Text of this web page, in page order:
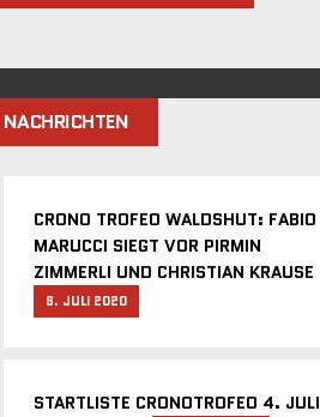
NACHRICHTEN
CRONO TROFEO WALDSHUT: FABIO
MARUCCI SIEGT VOR PIRMIN
ZIMMERLI UND CHRISTIAN KRAUSE
6. JULI 2020
STARTLISTE CRONOTROFEO 4. JULI